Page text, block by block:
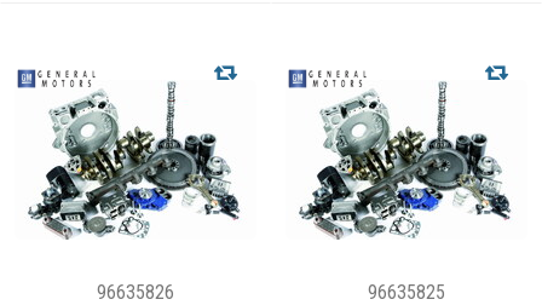
96635826 96635825